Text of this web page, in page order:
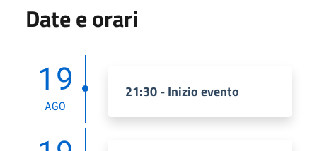
Date e orari
19
AGO
21:30 - Inizio evento